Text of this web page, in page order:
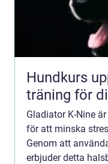
Hundkurs uppsala så
träning för
Gladiator K-Nine
för att minska
Genom att
erbjuder detta